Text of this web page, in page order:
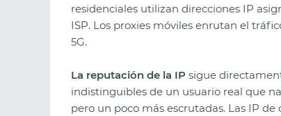
residenciales utilizan direcciones IP
ISP. Los proxies móviles enrutan el
5G.
La reputación de la IP sigue
indistinguibles de un usuario real que
pero un poco más escrutadas. Las IP